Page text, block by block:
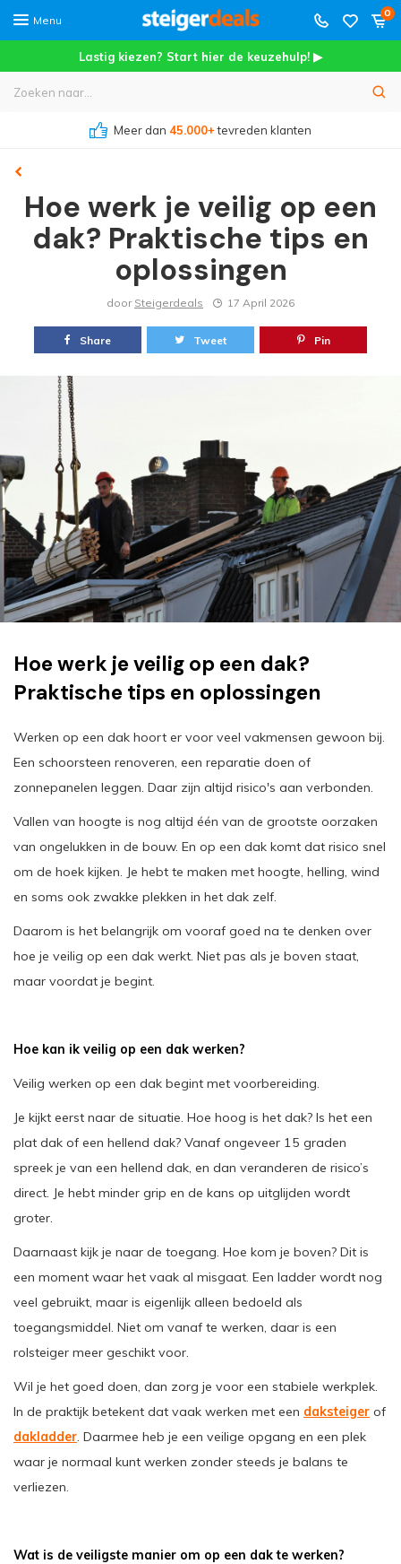
Menu
0
Lastig kiezen? Start hier de keuzehulp! ▶
Meer dan 45.000+tevreden klanten
Hoe werk je veilig op een
dak? Praktische tips en
oplossingen
door Steigerdeals 17 April 2026
Share Tweet Pin
Hoe werk je veilig op een dak?
Praktische tips en oplossingen
Werken op een dak hoort er voor veel vakmensen gewoon bij.
Een schoorsteen renoveren, een reparatie doen of
zonnepanelen leggen. Daar zijn altijd risico's aan verbonden.
Vallen van hoogte is nog altijd één van de grootste oorzaken
van ongelukken in de bouw. En op een dak komt dat risico snel
om de hoek kijken. Je hebt te maken met hoogte, helling, wind
en soms ook zwakke plekken in het dak zelf.
Daarom is het belangrijk om vooraf goed na te denken over
hoe je veilig op een dak werkt. Niet pas als je boven staat,
maar voordat je begint.
Hoe kan ik veilig op een dak werken?
Veilig werken op een dak begint met voorbereiding.
Je kijkt eerst naar de situatie. Hoe hoog is het dak? Is het een
plat dak of een hellend dak? Vanaf ongeveer 15 graden
spreek je van een hellend dak, en dan veranderen de risico’s
direct. Je hebt minder grip en de kans op uitglijden wordt
groter.
Daarnaast kijk je naar de toegang. Hoe kom je boven? Dit is
een moment waar het vaak al misgaat. Een ladder wordt nog
veel gebruikt, maar is eigenlijk alleen bedoeld als
toegangsmiddel. Niet om vanaf te werken, daar is een
rolsteiger meer geschikt voor.
Wil je het goed doen, dan zorg je voor een stabiele werkplek.
In de praktijk betekent dat vaak werken met een daksteiger of
dakladder. Daarmee heb je een veilige opgang en een plek
waar je normaal kunt werken zonder steeds je balans te
verliezen.
Wat is de veiligste manier om op een dak te werken?